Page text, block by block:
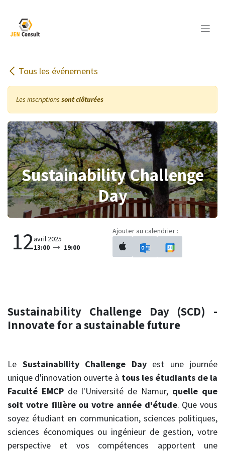
Tous les événements
Les inscriptions sont clôturées
Sustainability Challenge
Day
12avril 2025
13:00
19:00
Ajouter au calendrier :
Sustainability Challenge Day (SCD) -
Innovate for a sustainable future
Le Sustainability Challenge Day est une journée
unique d'innovation ouverte à tous les étudiants de la
Faculté EMCP de l'Université de Namur, quelle que
soit votre filière ou votre année d'étude. Que vous
soyez étudiant en communication, sciences politiques,
sciences économiques ou ingénieur de gestion, votre
perspective et vos compétences apportent une